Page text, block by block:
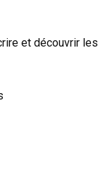
et découvrir les